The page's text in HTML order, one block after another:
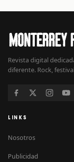
Revista digital
diferente. Rock,
LINKS
Nosotros
Publicidad